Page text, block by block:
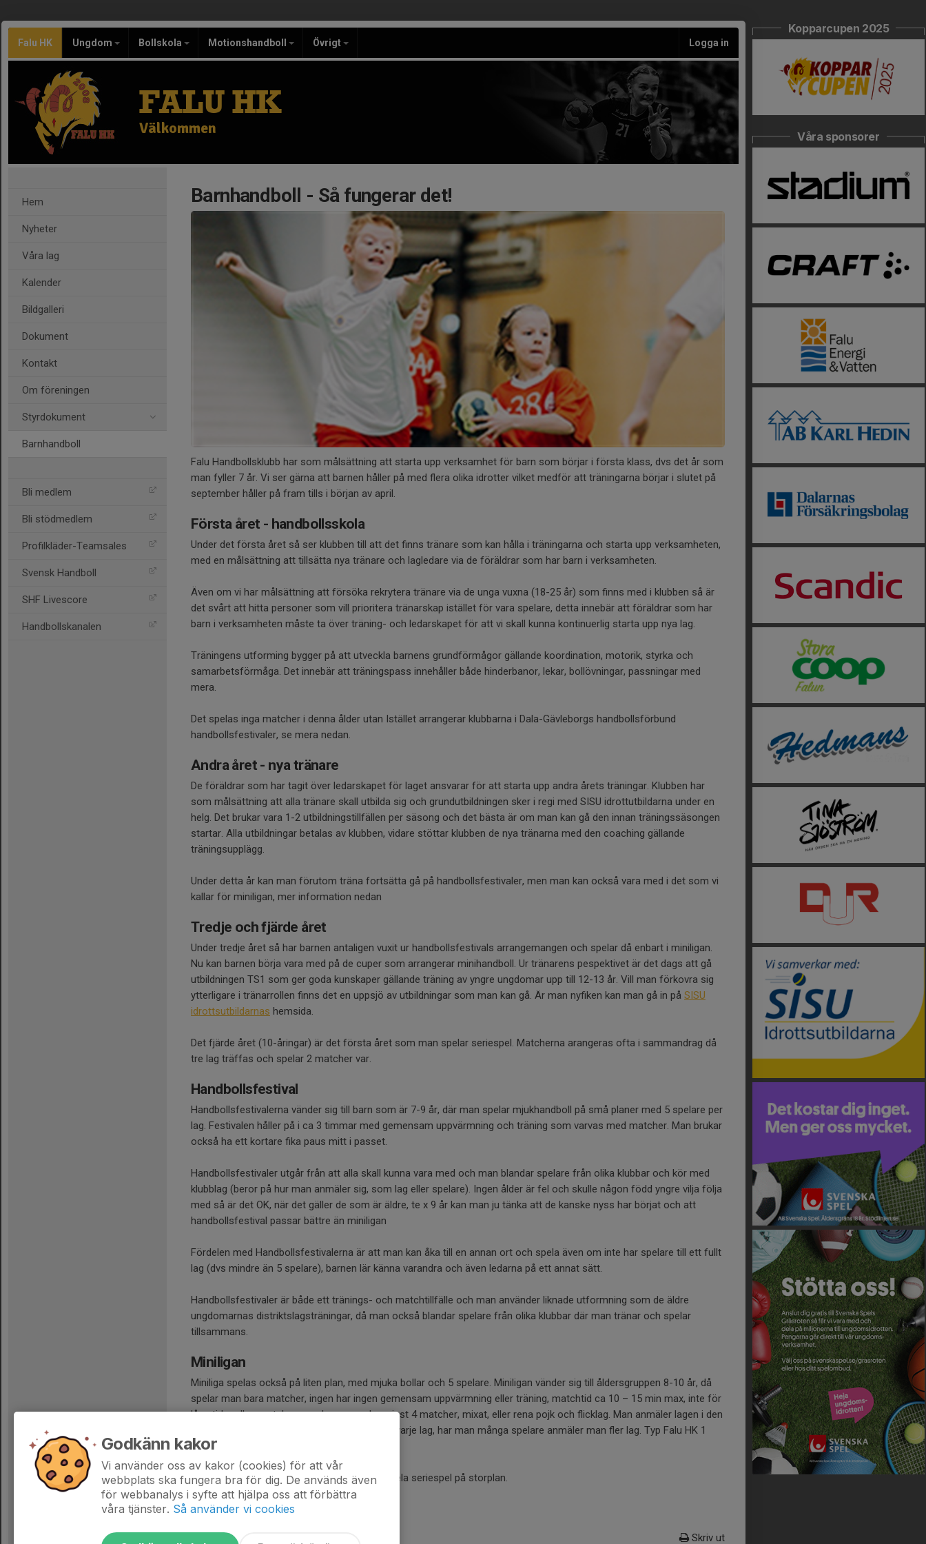
Falu HK Ungdom Bollskola Motionshandboll Övrigt Logga in
FALU HK
Välkommen
Hem
Nyheter
Våra lag
Kalender
Bildgalleri
Dokument
Kontakt
Om föreningen
Styrdokument
Barnhandboll
Bli medlem
Bli stödmedlem
Profilkläder-Teamsales
Svensk Handboll
SHF Livescore
Handbollskanalen
Barnhandboll - Så fungerar det!
Falu Handbollsklubb har som målsättning att starta upp verksamhet för barn som börjar i första klass, dvs det år som
man fyller 7 år. Vi ser gärna att barnen håller på med flera olika idrotter vilket medför att träningarna börjar i slutet på
september håller på fram tills i början av april.
Första året - handbollsskola
Under det första året så ser klubben till att det finns tränare som kan hålla i träningarna och starta upp verksamheten,
med en målsättning att tillsätta nya tränare och lagledare via de föräldrar som har barn i verksamheten.
Även om vi har målsättning att försöka rekrytera tränare via de unga vuxna (18-25 år) som finns med i klubben så är
det svårt att hitta personer som vill prioritera tränarskap istället för vara spelare, detta innebär att föräldrar som har
barn i verksamheten måste ta över träning- och ledarskapet för att vi skall kunna kontinuerlig starta upp nya lag.
Träningens utforming bygger på att utveckla barnens grundförmågor gällande koordination, motorik, styrka och
samarbetsförmåga. Det innebär att träningspass innehåller både hinderbanor, lekar, bollövningar, passningar med
mera.
Det spelas inga matcher i denna ålder utan Istället arrangerar klubbarna i Dala-Gävleborgs handbollsförbund
handbollsfestivaler, se mera nedan.
Andra året - nya tränare
De föräldrar som har tagit över ledarskapet för laget ansvarar för att starta upp andra årets träningar. Klubben har
som målsättning att alla tränare skall utbilda sig och grundutbildningen sker i regi med SISU idrottutbildarna under en
helg. Det brukar vara 1-2 utbildningstillfällen per säsong och det bästa är om man kan gå den innan träningssäsongen
startar. Alla utbildningar betalas av klubben, vidare stöttar klubben de nya tränarna med den coaching gällande
träningsupplägg.
Under detta år kan man förutom träna fortsätta gå på handbollsfestivaler, men man kan också vara med i det som vi
kallar för miniligan, mer information nedan
Tredje och fjärde året
Under tredje året så har barnen antaligen vuxit ur handbollsfestivals arrangemangen och spelar då enbart i miniligan.
Nu kan barnen börja vara med på de cuper som arrangerar minihandboll. Ur tränarens pespektivet är det dags att gå
utbildningen TS1 som ger goda kunskaper gällande träning av yngre ungdomar upp till 12-13 år. Vill man förkovra sig
ytterligare i tränarrollen finns det en uppsjö av utbildningar som man kan gå. Är man nyfiken kan man gå in på SISU
idrottsutbildarnas hemsida.
Det fjärde året (10-åringar) är det första året som man spelar seriespel. Matcherna arangeras ofta i sammandrag då
tre lag träffas och spelar 2 matcher var.
Handbollsfestival
Handbollsfestivalerna vänder sig till barn som är 7-9 år, där man spelar mjukhandboll på små planer med 5 spelare per
lag. Festivalen håller på i ca 3 timmar med gemensam uppvärmning och träning som varvas med matcher. Man brukar
också ha ett kortare fika paus mitt i passet.
Handbollsfestivaler utgår från att alla skall kunna vara med och man blandar spelare från olika klubbar och kör med
klubblag (beror på hur man anmäler sig, som lag eller spelare). Ingen ålder är fel och skulle någon född yngre vilja följa
med så är det OK, när det gäller de som är äldre, te x 9 år kan man ju tänka att de kanske nyss har börjat och att
handbollsfestival passar bättre än miniligan
Fördelen med Handbollsfestivalerna är att man kan åka till en annan ort och spela även om inte har spelare till ett fullt
lag (dvs mindre än 5 spelare), barnen lär känna varandra och även ledarna på ett annat sätt.
Handbollsfestivaler är både ett tränings- och matchtillfälle och man använder liknade utformning som de äldre
ungdomarnas distriktslagsträningar, då man också blandar spelare från olika klubbar där man tränar och spelar
tillsammans.
Miniligan
Miniliga spelas också på liten plan, med mjuka bollar och 5 spelare. Miniligan vänder sig till åldersgruppen 8-10 år, då
spelar man bara matcher, ingen har ingen gemensam uppvärmning eller träning, matchtid ca 10 – 15 min max, inte för
lång tid mellan matcherna och man spelar minst 4 matcher, mixat, eller rena pojk och flicklag. Man anmäler lagen i den
ålder man har flest spelare. Minst 5 spelare i varje lag, har man många spelare anmäler man fler lag. Typ Falu HK 1
och 2.
Från det år man fyller 10 så kan man börja spela seriespel på storplan.
Skriv ut
Kopparcupen 2025
Våra sponsorer
Godkänn kakor
Vi använder oss av kakor (cookies) för att vår
webbplats ska fungera bra för dig. De används även
för webbanalys i syfte att hjälpa oss att förbättra
våra tjänster. Så använder vi cookies